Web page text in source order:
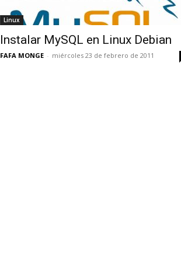
Linux
Instalar MySQL en Linux Debian
FAFA MONGE - miércoles 23 de febrero de 2011